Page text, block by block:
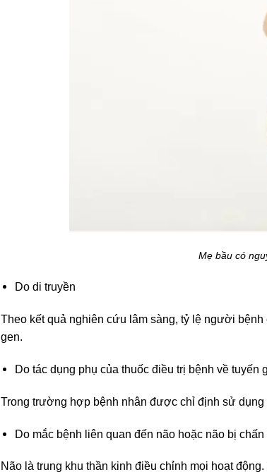
Mẹ bầu có
Do di truyền
Theo kết quả nghiên cứu lâm sàng, tỷ lệ người
gen.
Do tác dụng phụ của thuốc điều trị bệnh về tuyến
Trong trường hợp bệnh nhân được chỉ định sử dụng
Do mắc bệnh liên quan đến não hoặc não bị
Não là trung khu thần kinh điều chỉnh mọi hoạt